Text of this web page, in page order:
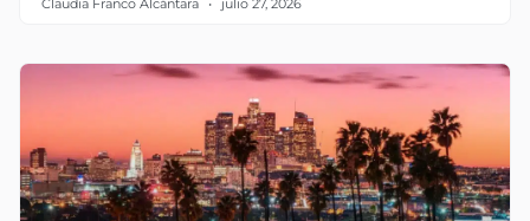
Claudia Franco Alcántara julio 27, 2026